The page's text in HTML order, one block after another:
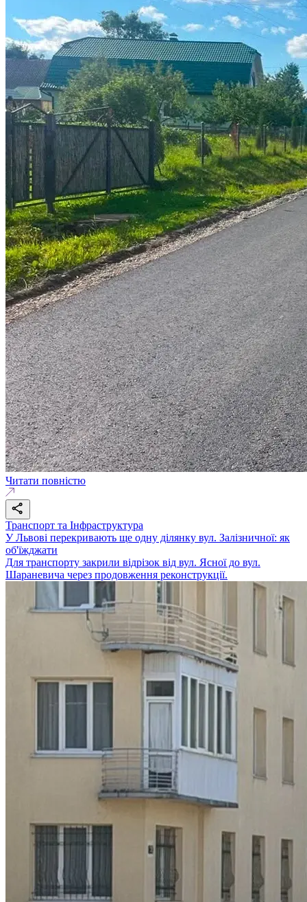
Читати повністю
Транспорт та Інфраструктура
У Львові перекривають ще одну ділянку вул. Залізничної: як
об'їжджати
Для транспорту закрили відрізок від вул. Ясної до вул.
Шараневича через продовження реконструкції.